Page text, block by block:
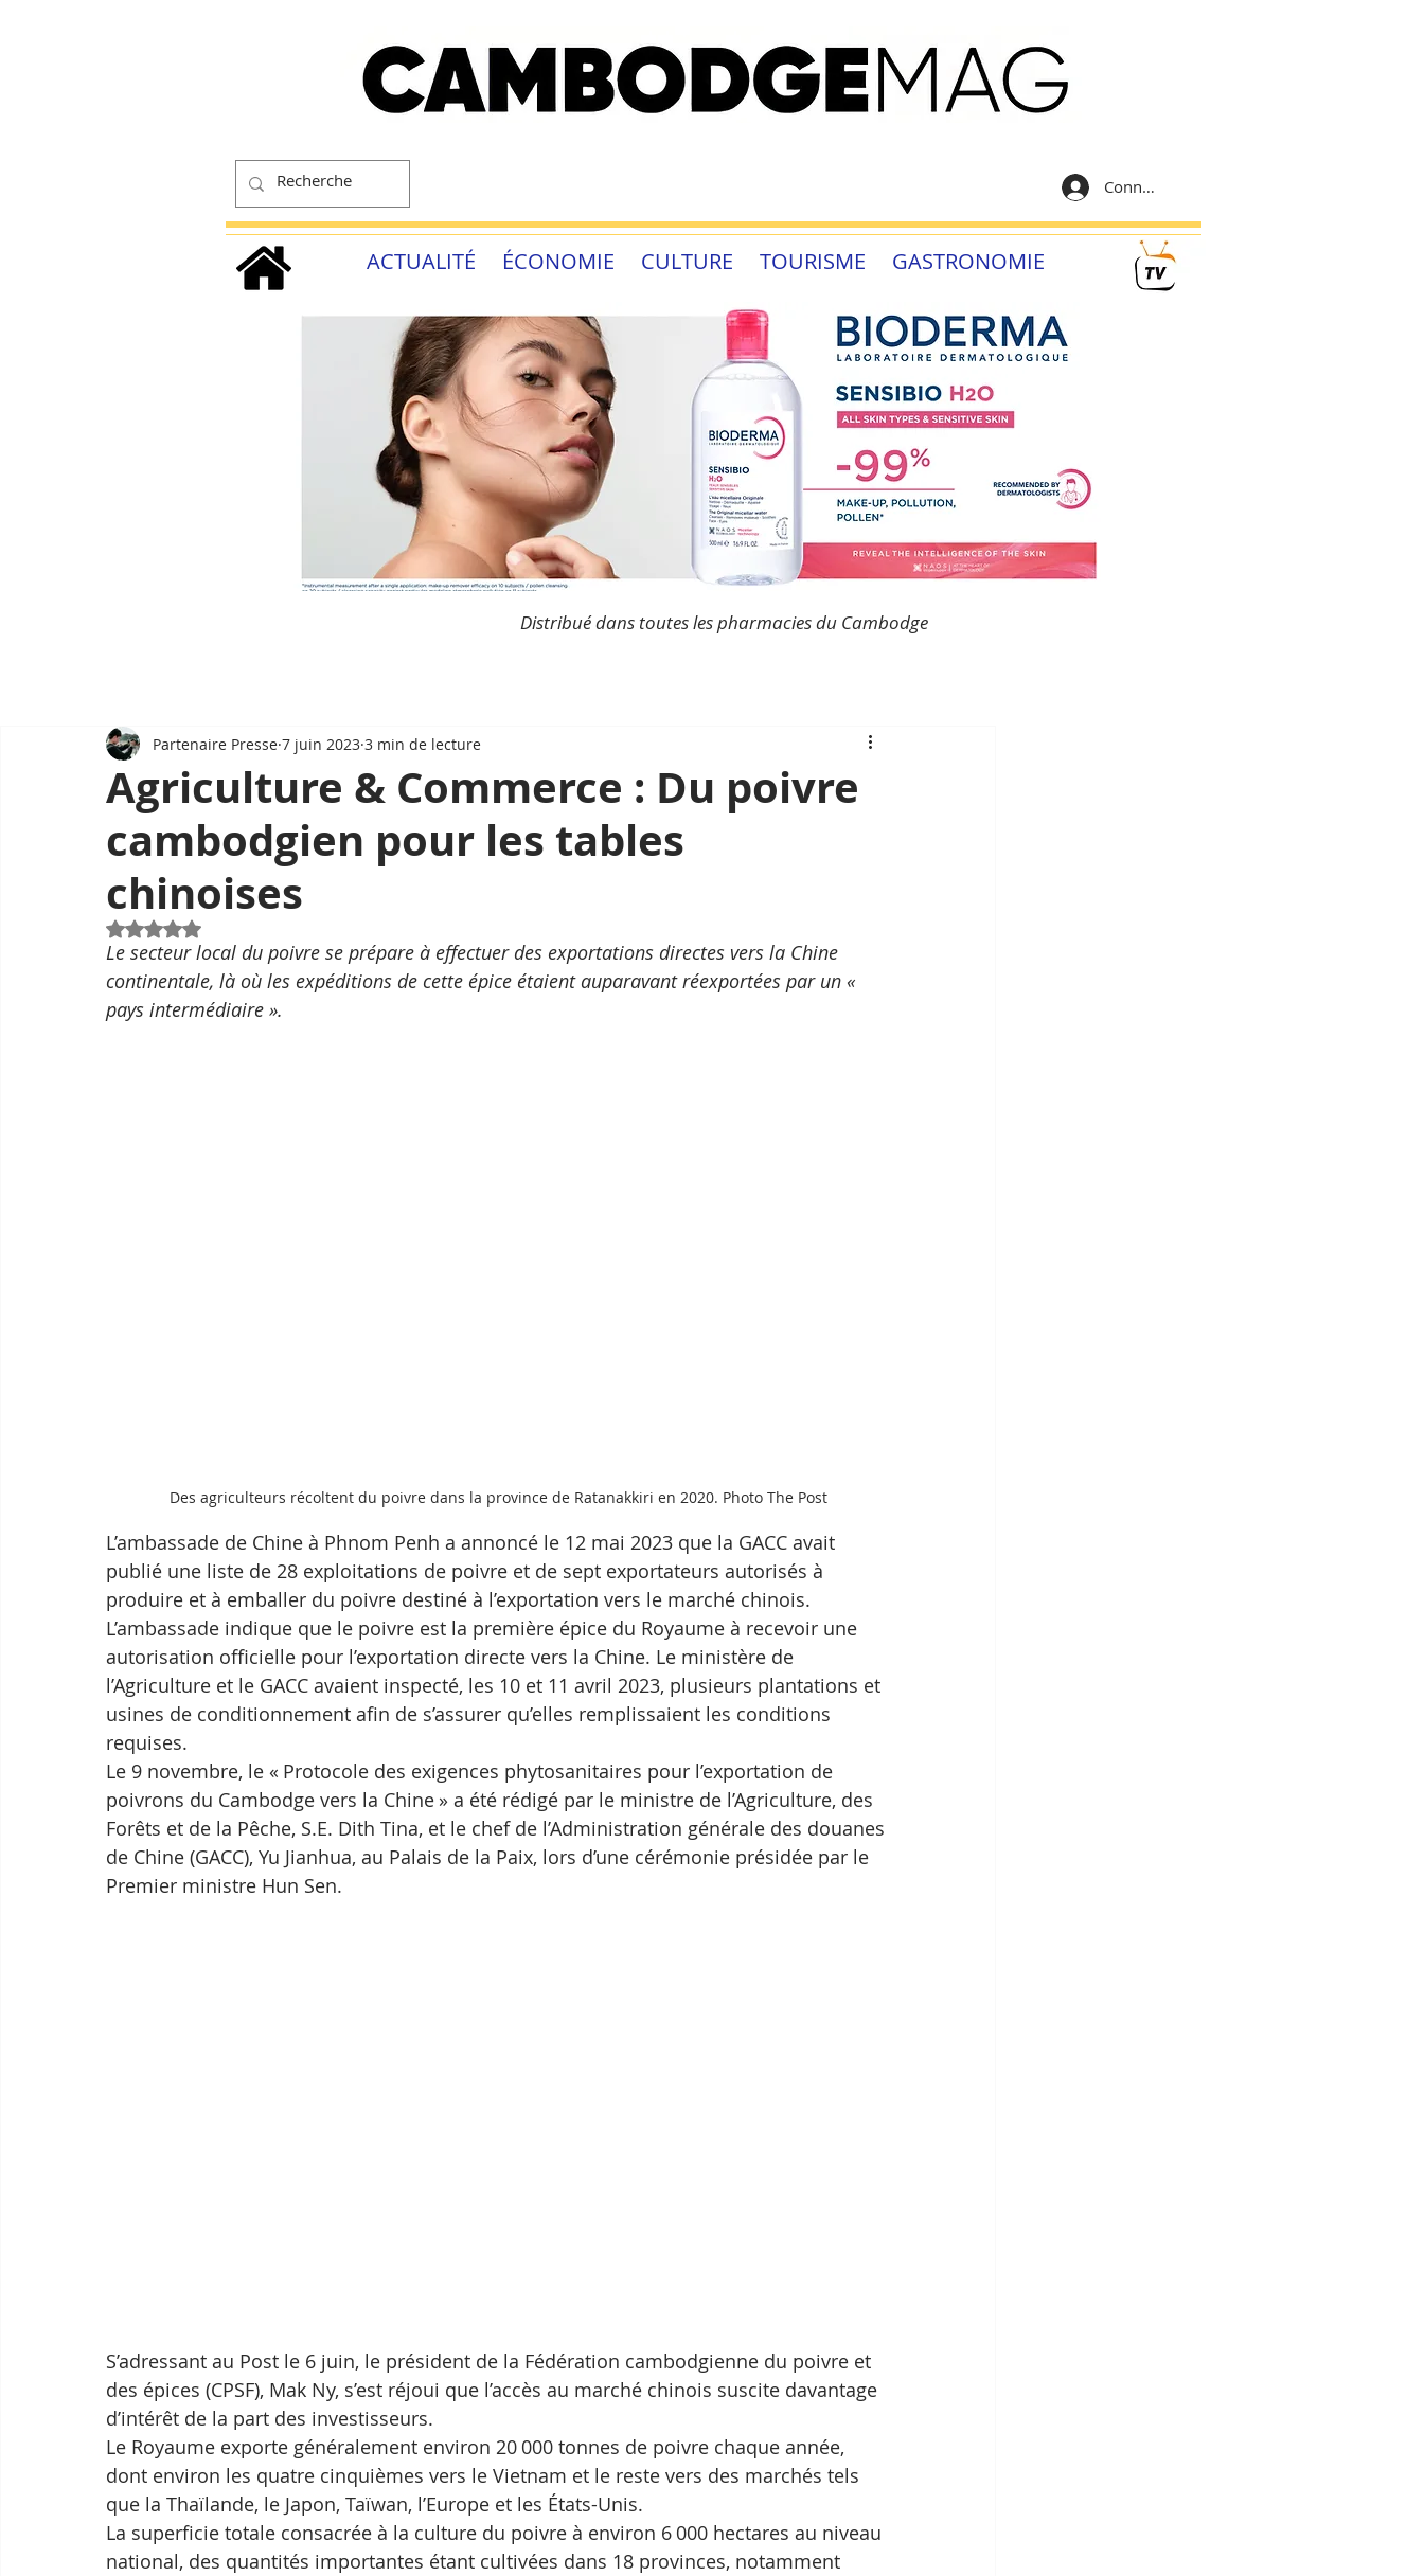
Connexion
ACTUALITÉ ÉCONOMIE CULTURE TOURISME GASTRONOMIE
Distribué dans toutes les pharmacies du Cambodge
Agriculture & Commerce : Du poivre
cambodgien pour les tables
chinoises
Partenaire Presse 7 juin 2023 3 min de lecture
Noté NaN étoiles sur 5.
Le secteur local du poivre se prépare à effectuer des exportations directes vers la Chine
continentale, là où les expéditions de cette épice étaient auparavant réexportées par un «
pays intermédiaire ».
Des agriculteurs récoltent du poivre dans la province de Ratanakkiri en 2020. Photo The Post
L’ambassade de Chine à Phnom Penh a annoncé le 12 mai 2023 que la GACC avait
publié une liste de 28 exploitations de poivre et de sept exportateurs autorisés à
produire et à emballer du poivre destiné à l’exportation vers le marché chinois.
L’ambassade indique que le poivre est la première épice du Royaume à recevoir une
autorisation officielle pour l’exportation directe vers la Chine. Le ministère de
l’Agriculture et le GACC avaient inspecté, les 10 et 11 avril 2023, plusieurs plantations et
usines de conditionnement afin de s’assurer qu’elles remplissaient les conditions
requises.
Le 9 novembre, le « Protocole des exigences phytosanitaires pour l’exportation de
poivrons du Cambodge vers la Chine » a été rédigé par le ministre de l’Agriculture, des
Forêts et de la Pêche, S.E. Dith Tina, et le chef de l’Administration générale des douanes
de Chine (GACC), Yu Jianhua, au Palais de la Paix, lors d’une cérémonie présidée par le
Premier ministre Hun Sen.
S’adressant au Post le 6 juin, le président de la Fédération cambodgienne du poivre et
des épices (CPSF), Mak Ny, s’est réjoui que l’accès au marché chinois suscite davantage
d’intérêt de la part des investisseurs.
Le Royaume exporte généralement environ 20 000 tonnes de poivre chaque année,
dont environ les quatre cinquièmes vers le Vietnam et le reste vers des marchés tels
que la Thaïlande, le Japon, Taïwan, l’Europe et les États-Unis.
La superficie totale consacrée à la culture du poivre à environ 6 000 hectares au niveau
national, des quantités importantes étant cultivées dans 18 provinces, notamment